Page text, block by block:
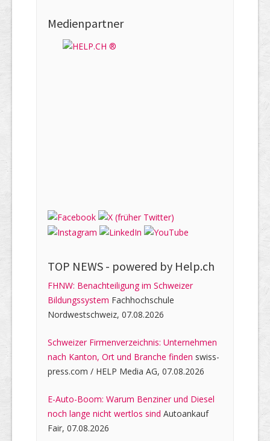
Medienpartner
TOP NEWS - powered by Help.ch
FHNW: Benachteiligung im Schweizer
Bildungssystem Fachhochschule
Nordwestschweiz, 07.08.2026
Schweizer Firmenverzeichnis: Unternehmen
nach Kanton, Ort und Branche finden swiss-
press.com / HELP Media AG, 07.08.2026
E-Auto-Boom: Warum Benziner und Diesel
noch lange nicht wertlos sind Autoankauf
Fair, 07.08.2026